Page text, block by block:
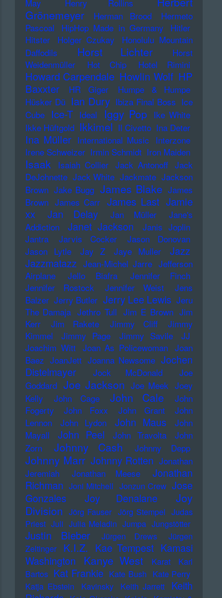
May Henry Rollins
Grönemeyer
Herman Brood
Hermeto
Pascoal
HipHop Made in Germany
Hitler
Hitster
Holger Czukay
Honolulu Mountain
Daffodils
Horst Lichter
Horst
Weidenmüller
Hot Chip Hotel Rimini
Howard Carpendale Howlin Wolf HP
Baxxter
HR Giger
Humpe & Humpe
Hüsker Dü Ian Dury Ibiza Final Boss Ice
Cube
Ice-T Ideal Iggy Pop Ike White
Ikke Hüftgold Ikkimel Il Civetto Ina Deter
Ina Müller International Music Interzone
Irene Schweizer Irmin Schmidt Iron Maiden
Isaak Isaiah Collier Jack Antonoff Jack
DeJohnette Jack White Jackmate Jackson
Brown Jake Bugg James Blake James
Brown James Carr James Last Jamie
xx
Jan Delay Jan Müller
Jane's
Addiction
Janet Jackson
Janis Joplin
Jantra
Jarvis Cocker
Jason Donovan
Jason Lytle
Jay Z Jaye Muller
Jazz
Jazzmatazz Jean-Michel Jarre Jefferson
Airplane
Jello Biafra
Jennifer Finch
Jennifer Rostock
Jennifer Weist
Jens
Balzer Jerry Butler Jerry Lee Lewis Jeru
The Damaja Jethro Tull Jim E Brown Jim
Kerr
Jim Rakete Jimmy Cliff
Jimmy
Kimmel
Jimmy Page Jimmy Savile
JJ
Joachim Witt Joan As Policewoman Joan
Baez JoanJett Joanna Newsome Jochen
Distelmayer
Jock McDonald
Joe
Goddard Joe Jackson Joe Meek Joey
Kelly
John Cage John Cale
John
Fogerty
John Foxx John Grant
John
Lennon
John Lydon John Maus
John
Mayall
John Peel John Travolta
John
Zorn
Johnny Cash Johnny Depp
Johnny Marr Johnny Rotten Jonathan
Jeremiah
Jonathan Meese
Jonathan
Richman Joni Mitchell Jonzun Crew Jose
Gonzales
Joy Denalane
Joy
Division Jörg Fauser Jörg Stempel Judas
Priest Juli Julia Meladin Jumpa Jungstötter
Justin Bieber Jürgen Drews
Jürgen
Zeltinger
K.I.Z. Kae Tempest Kamasi
Washington
Kanye West Karat
Karl
Bartos Kat Frankie Kate Bush Kate Perry
Katja Ebstein
Kavinsky Keith Jarrett
Keith